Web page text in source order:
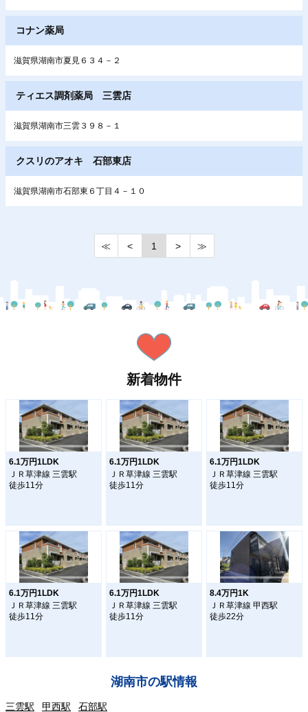
コナン薬局
滋賀県湖南市夏見６３４－２
ティエス調剤薬局 三雲店
滋賀県湖南市三雲３９８－１
クスリのアオキ 石部東店
滋賀県湖南市石部東６丁目４－１０
≪ < 1 > ≫
新着物件
6.1万円1LDK
ＪＲ草津線 三雲駅
徒歩11分
6.1万円1LDK
ＪＲ草津線 三雲駅
徒歩11分
6.1万円1LDK
ＪＲ草津線 三雲駅
徒歩11分
6.1万円1LDK
ＪＲ草津線 三雲駅
徒歩11分
6.1万円1LDK
ＪＲ草津線 三雲駅
徒歩11分
8.4万円1K
ＪＲ草津線 甲西駅
徒歩22分
湖南市の駅情報
三雲駅 甲西駅 石部駅